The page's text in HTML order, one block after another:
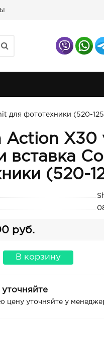
для фототехники (520-
Action X30
вставка
(520-
руб.
В корзину
уточняйте
цену уточняйте у